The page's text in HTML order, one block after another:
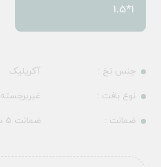
جنس نخ :
آکریلیک
نوع بافت :
غیربرجسته
ضمانت :
ضمانت 5 ساله
1*1.5